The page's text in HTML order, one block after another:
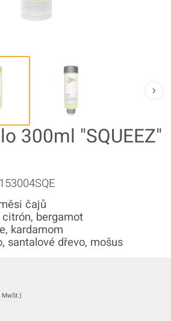
300ml "SQUEEZ"
čajů
bergamot
kardamom
santalové dřevo, mošus